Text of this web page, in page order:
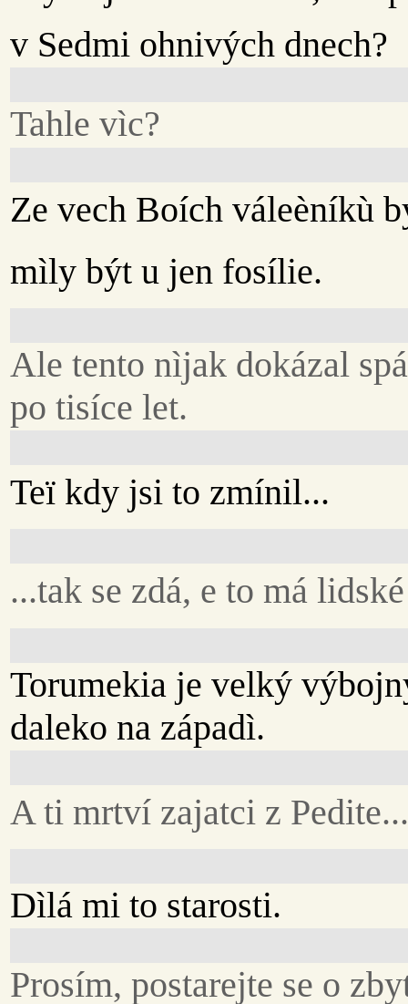
v Sedmi ohnivých dnech?
Tahle vìc?
Ze vech Boích váleèníkù
mìly být u jen fosílie.
Ale tento nìjak dokázal
po tisíce let.
Teï kdy jsi to zmínil...
...tak se zdá, e to má
Torumekia je velký
daleko na západì.
A ti mrtví zajatci z
Dìlá mi to starosti.
Prosím, postarejte se o